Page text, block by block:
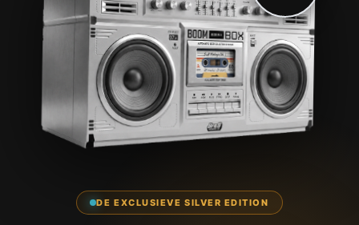
DE EXCLUSIEVE SILVER EDITION